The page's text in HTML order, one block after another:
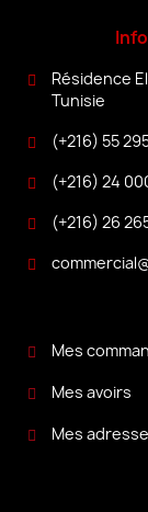
Résidence
Tunisie
(+216) 55
(+216) 24
(+216) 26
Mes
Mes avoirs
Mes